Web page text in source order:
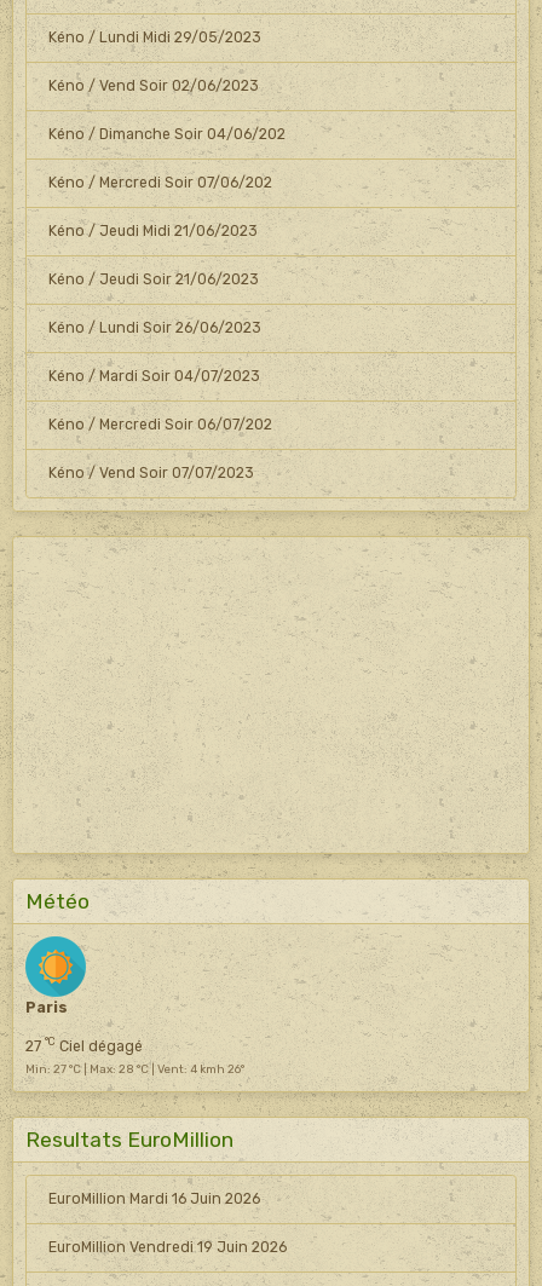
Kéno / Lundi Midi 29/05/2023
Kéno / Vend Soir 02/06/2023
Kéno / Dimanche Soir 04/06/202
Kéno / Mercredi Soir 07/06/202
Kéno / Jeudi Midi 21/06/2023
Kéno / Jeudi Soir 21/06/2023
Kéno / Lundi Soir 26/06/2023
Kéno / Mardi Soir 04/07/2023
Kéno / Mercredi Soir 06/07/202
Kéno / Vend Soir 07/07/2023
Météo
Paris
27 °C Ciel dégagé
Min: 27 °C | Max: 28 °C | Vent: 4 kmh 26°
Resultats EuroMillion
EuroMillion Mardi 16 Juin 2026
EuroMillion Vendredi 19 Juin 2026